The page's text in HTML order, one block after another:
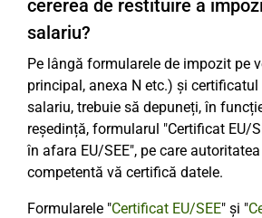
cererea de restituire a
salariu?
Pe lângă formularele de impozit pe
principal, anexa N etc.) și
salariu, trebuie să depuneți, în
reședință, formularul "Certificat EU/
în afara EU/SEE", pe care
competentă vă certifică datele.
Formularele "Certificat EU/SEE" și "